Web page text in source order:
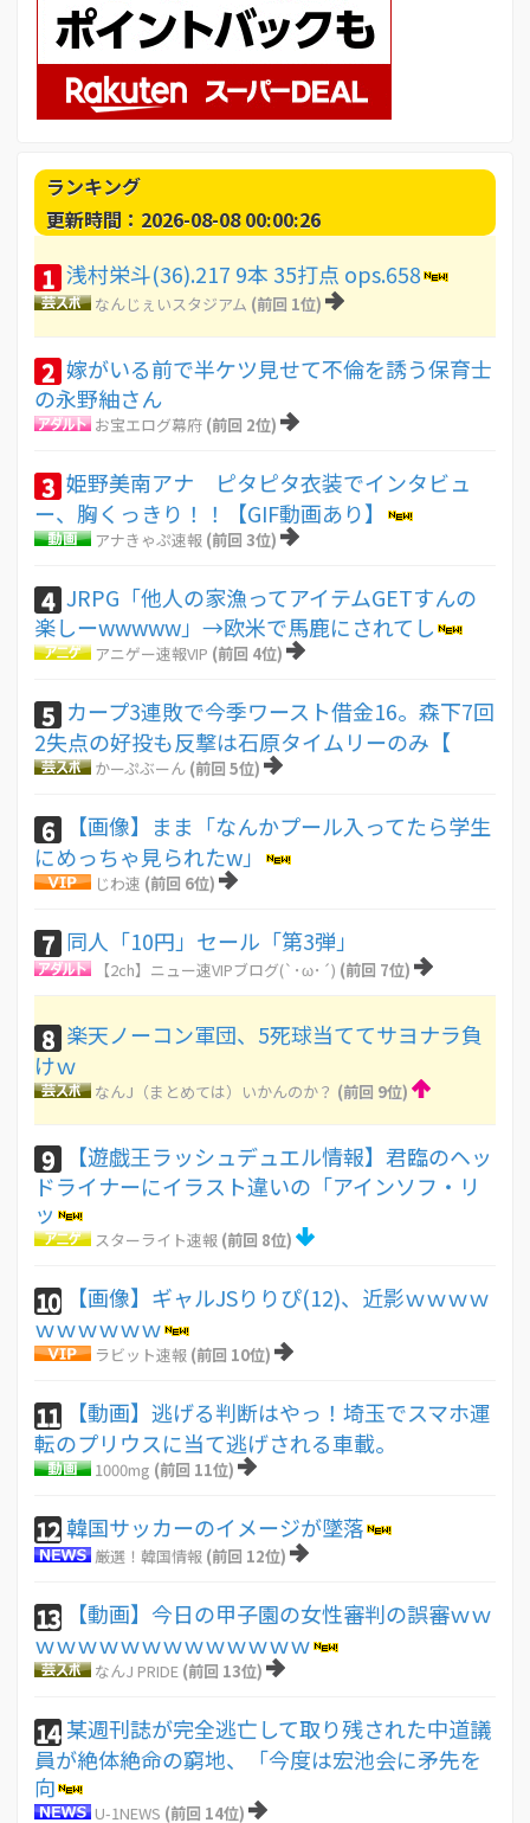
ランキング
更新時間：2026-08-08 00:00:26
1 浅村栄斗(36).217 9本 35打点 ops.658
なんじぇいスタジアム (前回 1位)
2 嫁がいる前で半ケツ見せて不倫を誘う保育士
の永野紬さん
お宝エログ幕府 (前回 2位)
3 姫野美南アナ ピタピタ衣装でインタビュ
ー、胸くっきり！！【GIF動画あり】
アナきゃぷ速報 (前回 3位)
4 JRPG「他人の家漁ってアイテムGETすんの
楽しーwwwww」→欧米で馬鹿にされてし
アニゲー速報VIP (前回 4位)
5 カープ3連敗で今季ワースト借金16。森下7回
2失点の好投も反撃は石原タイムリーのみ【
かーぷぶーん (前回 5位)
6
【画像】まま「なんかプール入ってたら学生
にめっちゃ見られたw」
じわ速 (前回 6位)
7 同人「10円」セール「第3弾」
【2ch】ニュー速VIPブログ(`･ω･´) (前回 7位)
8 楽天ノーコン軍団、5死球当ててサヨナラ負
けｗ
なんJ（まとめては）いかんのか？ (前回 9位)
9
【遊戯王ラッシュデュエル情報】君臨のヘッ
ドライナーにイラスト違いの「アインソフ・リ
ッ
スターライト速報 (前回 8位)
10
【画像】ギャルJSりりぴ(12)、近影ｗｗｗｗ
ｗｗｗｗｗｗ
ラビット速報 (前回 10位)
11
【動画】逃げる判断はやっ！埼玉でスマホ運
転のプリウスに当て逃げされる車載。
1000mg (前回 11位)
12韓国サッカーのイメージが墜落
厳選！韓国情報 (前回 12位)
13
【動画】今日の甲子園の女性審判の誤審ｗｗ
ｗｗｗｗｗｗｗｗｗｗｗｗｗ
なんJ PRIDE (前回 13位)
14 某週刊誌が完全逃亡して取り残された中道議
員が絶体絶命の窮地、「今度は宏池会に矛先を
向
U-1NEWS (前回 14位)